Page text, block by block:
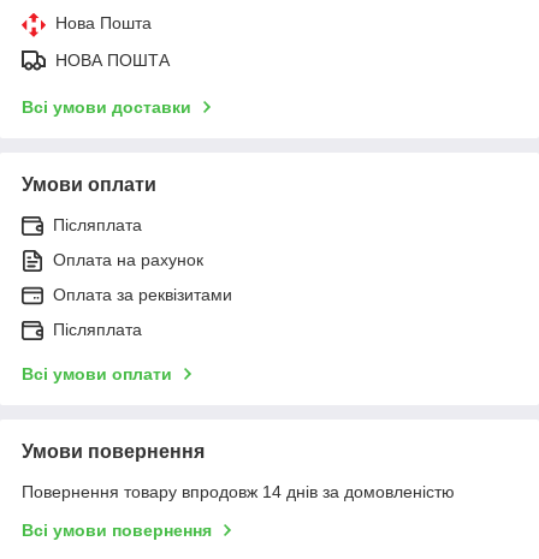
Нова Пошта
НОВА ПОШТА
Всі умови доставки
Умови оплати
Післяплата
Оплата на рахунок
Оплата за реквізитами
Післяплата
Всі умови оплати
Умови повернення
Повернення товару впродовж 14 днів за домовленістю
Всі умови повернення